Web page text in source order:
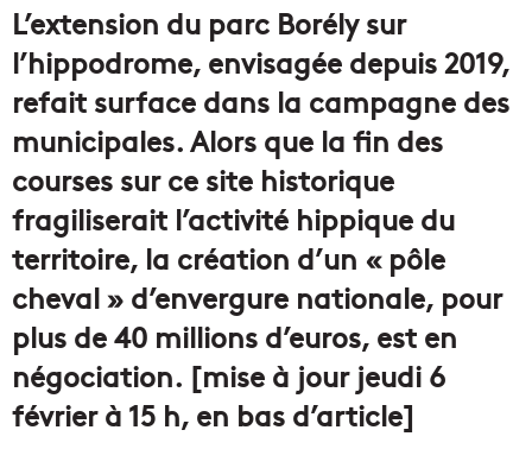
L’extension du parc Borély sur
l’hippodrome, envisagée depuis 2019,
refait surface dans la campagne des
municipales. Alors que la fin des
courses sur ce site historique
fragiliserait l’activité hippique du
territoire, la création d’un « pôle
cheval » d’envergure nationale, pour
plus de 40 millions d’euros, est en
négociation. [mise à jour jeudi 6
février à 15 h, en bas d’article]